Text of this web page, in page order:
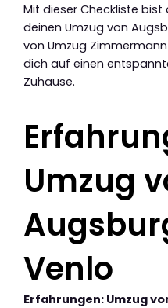
Mit dieser Checkliste
deinen Umzug von
von Umzug
dich auf einen
Zuhause.
Umzug
Venlo
Erfahrungen: Umzug